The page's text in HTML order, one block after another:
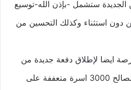
الجديدة ستشمل -بإذن الله-توسيع
دون استثناء وكذلك التحسين من
ايضا لإطلاق دفعة جديدة من
التوزيعات النقدية الظرفية لصالح 3000 اسرة متعففة على